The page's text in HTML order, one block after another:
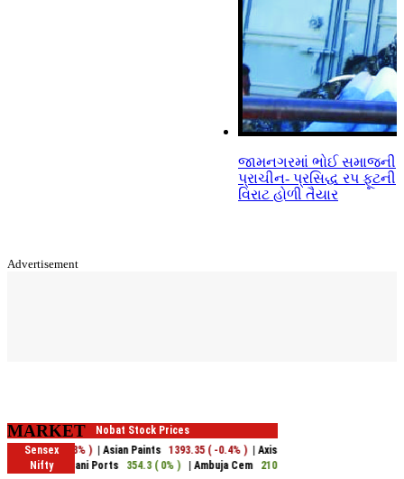
જામનગરમાં ભોઈ સમાજની
પ્રાચીન- પ્રસિદ્ધ રપ ફૂટની
વિરાટ હોળી તૈયાર
Advertisement
MARKET